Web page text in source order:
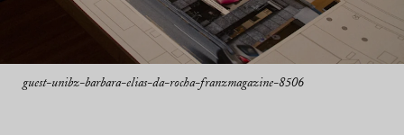
guest-unibz-barbara-elias-da-rocha-franzmagazine-8506